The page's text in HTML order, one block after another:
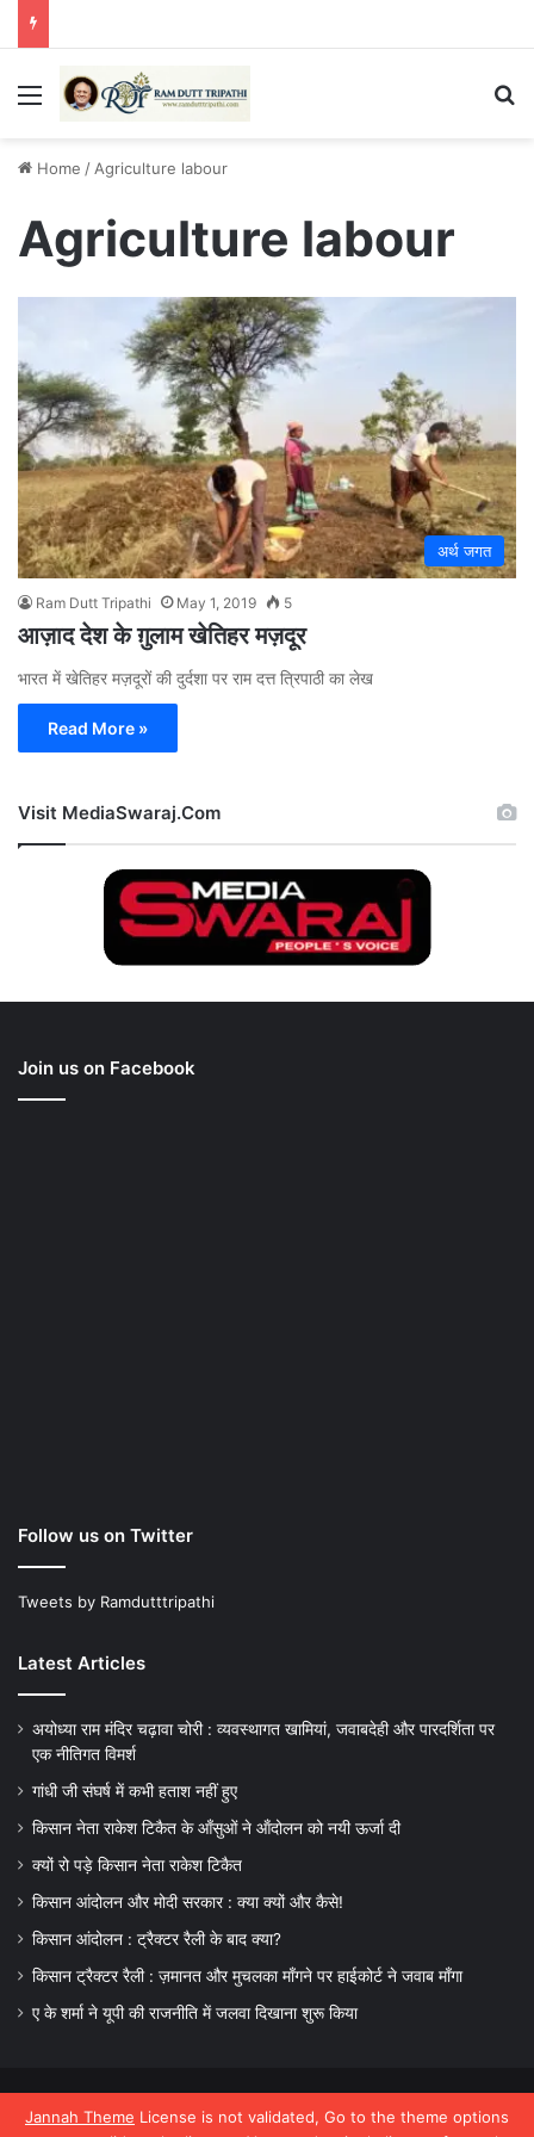
Jannah Theme License is not validated, Go to the theme options
Menu
Home /Agriculture labour
Agriculture labour
अर्थ जगत
Ram Dutt Tripathi May 1, 2019 5
आज़ाद देश के ग़ुलाम खेतिहर मज़दूर
भारत में खेतिहर मज़दूरों की दुर्दशा पर राम दत्त त्रिपाठी का लेख
Read More »
Visit MediaSwaraj.Com
Join us on Facebook
Follow us on Twitter
Tweets by Ramdutttripathi
Latest Articles
अयोध्या राम मंदिर चढ़ावा चोरी : व्यवस्थागत खामियां, जवाबदेही और पारदर्शिता पर
एक नीतिगत विमर्श
गांधी जी संघर्ष में कभी हताश नहीं हुए
किसान नेता राकेश टिकैत के आँसुओं ने ऑंदोलन को नयी ऊर्जा दी
क्यों रो पड़े किसान नेता राकेश टिकैत
किसान आंदोलन और मोदी सरकार : क्या क्यों और कैसे!
किसान आंदोलन : ट्रैक्टर रैली के बाद क्या?
किसान ट्रैक्टर रैली : ज़मानत और मुचलका माँगने पर हाईकोर्ट ने जवाब माँगा
ए के शर्मा ने यूपी की राजनीति में जलवा दिखाना शुरू किया
© Copyright 2026, All Rights Reserved | Jannah Theme by